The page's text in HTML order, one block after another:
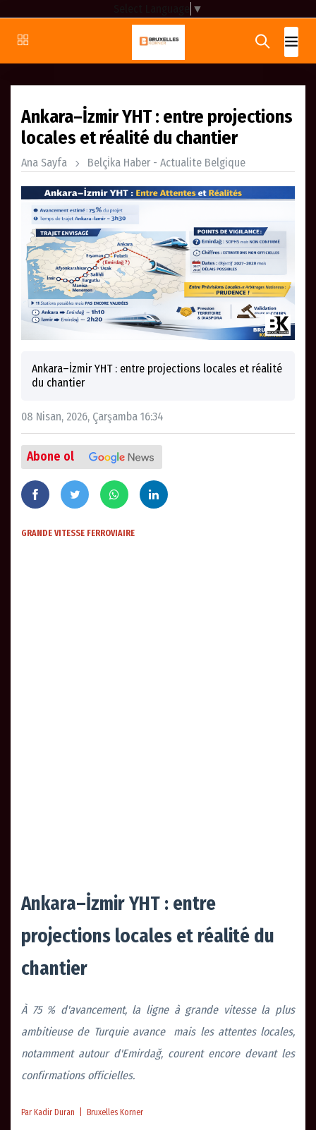
▼
Ankara–İzmir YHT : entre projections
locales et réalité du chantier
Ana Sayfa Belçi̇ka Haber - Actualite Belgique
Ankara–İzmir YHT : entre projections locales et réalité
du chantier
08 Nisan, 2026, Çarşamba 16:34
Abone ol
GRANDE VITESSE FERROVIAIRE
Ankara–İzmir YHT : entre
projections locales et réalité du
chantier
À 75 % d'avancement, la ligne à grande vitesse la plus
ambitieuse de Turquie avance mais les attentes locales,
notamment autour d'Emirdağ, courent encore devant les
confirmations officielles.
Par Kadir Duran | Bruxelles Korner